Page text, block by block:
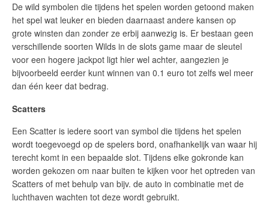
De wild symbolen die tijdens het spelen worden getoond maken
het spel wat leuker en bieden daarnaast andere kansen op
grote winsten dan zonder ze erbij aanwezig is. Er bestaan geen
verschillende soorten Wilds in de slots game maar de sleutel
voor een hogere jackpot ligt hier wel achter, aangezien je
bijvoorbeeld eerder kunt winnen van 0.1 euro tot zelfs wel meer
dan één keer dat bedrag.
Scatters
Een Scatter is iedere soort van symbol die tijdens het spelen
wordt toegevoegd op de spelers bord, onafhankelijk van waar hij
terecht komt in een bepaalde slot. Tijdens elke gokronde kan
worden gekozen om naar buiten te kijken voor het optreden van
Scatters of met behulp van bijv. de auto in combinatie met de
luchthaven wachten tot deze wordt gebruikt.